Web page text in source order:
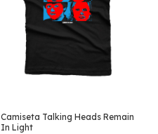
Camiseta Talking Heads Remain
In Light